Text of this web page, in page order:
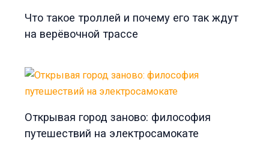
Что такое троллей и почему его так ждут
на верёвочной трассе
Открывая город заново: философия
путешествий на электросамокате